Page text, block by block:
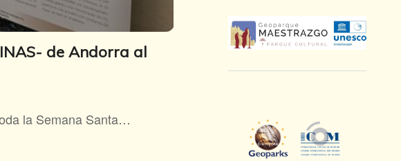
de Andorra al
la Semana Santa…